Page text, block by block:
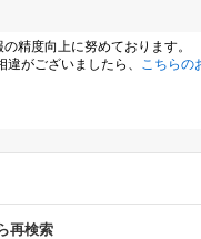
精度向上に努めております。
がございましたら、
こちらの
再検索